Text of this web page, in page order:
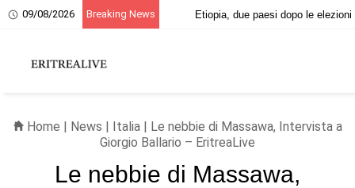
09/08/2026 Breaking News 20 giugno, ricordo dei martiri eritrei
Home | News | Italia| Le nebbie di Massawa, Intervista a
Giorgio Ballario – EritreaLive
Le nebbie di Massawa,